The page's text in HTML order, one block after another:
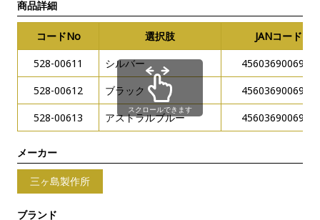
商品詳細
コードNo 選択肢
JANコード
528-00611
シルバー
4560369006960
528-00612
ブラック
4560369006977
528-00613
アストラルブルー 4560369006984
スクロールできます
メーカー
三ヶ島製作所
ブランド